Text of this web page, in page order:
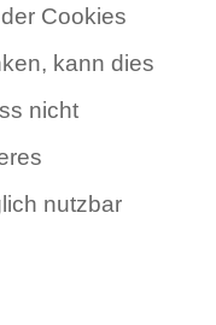
Cookies
kann dies
nicht
nutzbar